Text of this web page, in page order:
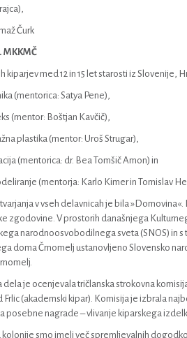
Čurk
MKKMČ
kiparjev med 12 in 15 let starosti iz Slovenije,
(mentorica: Satya Pene),
(mentor: Boštjan Kavčič),
plastika (mentor: Uroš Strugar),
(mentorica: dr. Bea Tomšič Amon) in
(mentorja: Karlo Kimer in Tomislav
v vseh delavnicah je bila
zgodovine. V prostorih današnjega
narodnoosvobodilnega sveta (SNOS) in
doma Črnomelj ustanovljeno Slovensko
dela je ocenjevala tričlanska strokovna
Frlic (akademski kipar). Komisija je izbrala
posebne nagrade – vlivanje kiparskega
kolonije smo imeli več spremljevalnih